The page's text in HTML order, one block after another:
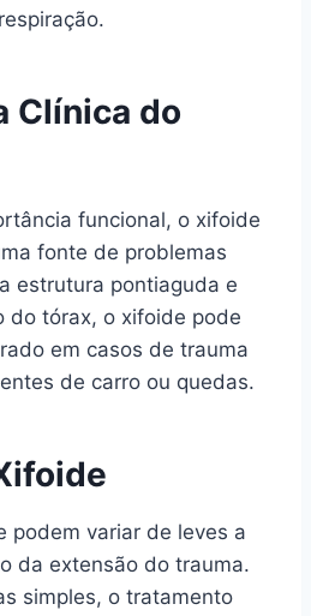
Clínica do
funcional, o xifoide
fonte de problemas
estrutura pontiaguda e
do tórax, o xifoide pode
em casos de trauma
de carro ou quedas.
podem variar de leves a
da extensão do trauma.
simples, o tratamento